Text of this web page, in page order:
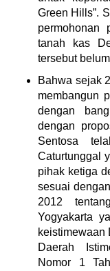
Green Hills”.
permohonan
tanah kas
tersebut
Bahwa sejak
membangun
dengan
dengan
Sentosa
Caturtunggal
pihak ketiga
sesuai
2012
Yogyakarta
keistimewaan
Daerah
Nomor 1